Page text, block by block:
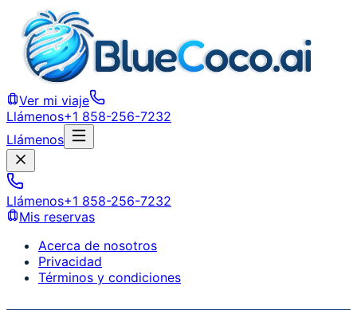
Ver mi viaje
Llámenos+1 858-256-7232
Llámenos
Llámenos+1 858-256-7232
Mis reservas
Acerca de nosotros
Privacidad
Términos y condiciones